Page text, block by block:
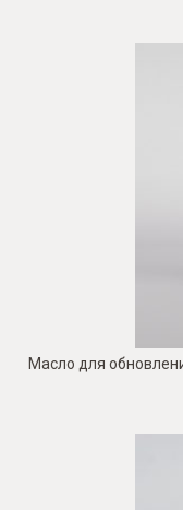
Масло для